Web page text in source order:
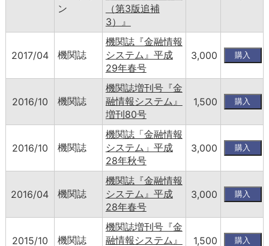
ン
（第3版追補
3）』
2017/04 機関誌
機関誌『金融情報
システム』平成
29年春号
3,000
2016/10 機関誌
機関誌増刊号『金
融情報システム』
増刊80号
1,500
2016/10 機関誌
機関誌「金融情報
システム」平成
28年秋号
3,000
2016/04 機関誌
機関誌『金融情報
システム』平成
28年春号
3,000
2015/10 機関誌
機関誌増刊号『金
融情報システム』
1,500